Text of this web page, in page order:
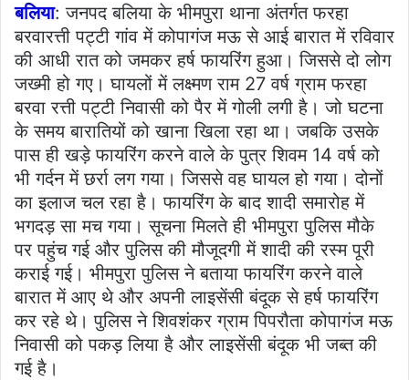
बलिया: जनपद बलिया के भीमपुरा थाना अंतर्गत फरहा
बरवारत्ती पट्टी गांव में कोपागंज मऊ से आई बारात में रविवार
की आधी रात को जमकर हर्ष फायरिंग हुआ। जिससे दो लोग
जख्मी हो गए। घायलों में लक्ष्मण राम 27 वर्ष ग्राम फरहा
बरवा रत्ती पट्टी निवासी को पैर में गोली लगी है। जो घटना
के समय बारातियों को खाना खिला रहा था। जबकि उसके
पास ही खड़े फायरिंग करने वाले के पुत्र शिवम 14 वर्ष को
भी गर्दन में छर्रा लग गया। जिससे वह घायल हो गया। दोनों
का इलाज चल रहा है। फायरिंग के बाद शादी समारोह में
भगदड़ सा मच गया। सूचना मिलते ही भीमपुरा पुलिस मौके
पर पहुंच गई और पुलिस की मौजूदगी में शादी की रस्म पूरी
कराई गई। भीमपुरा पुलिस ने बताया फायरिंग करने वाले
बारात में आए थे और अपनी लाइसेंसी बंदूक से हर्ष फायरिंग
कर रहे थे। पुलिस ने शिवशंकर ग्राम पिपरौता कोपागंज मऊ
निवासी को पकड़ लिया है और लाइसेंसी बंदूक भी जब्त की
गई है।